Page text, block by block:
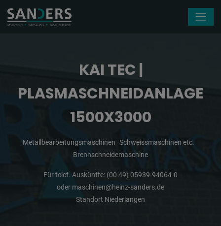
KAI TEC |
PLASMASCHNEIDANLAGE
1500X3000
Metallbearbeitungsmaschinen Schweissmaschinen etc.
Brennschneidemaschine
Für telef. Auskünfte: (00 49) 05939-94064-0
oder maschinen@heinz-sanders.de
Standort Niederlangen